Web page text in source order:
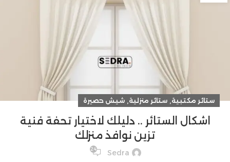
ستائر مكتبية, ستائر منزلية, شيش حصيرة
اشكال الستائر .. دليلك لاختيار تحفة فنية
تزين نوافذ منزلك
Sedra
24